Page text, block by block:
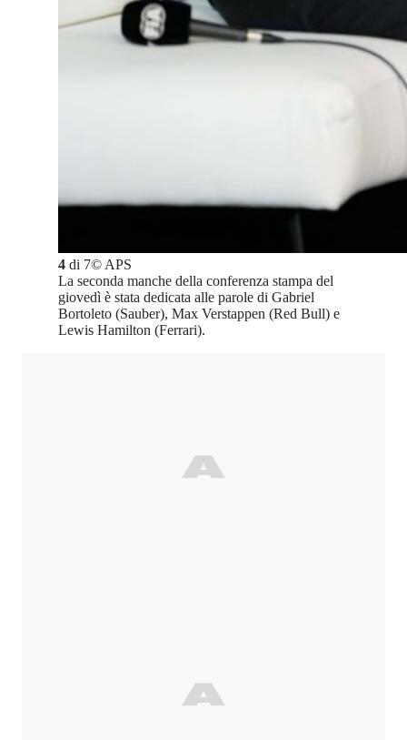
4 di 7© APS
La seconda manche della conferenza stampa del
giovedì è stata dedicata alle parole di Gabriel
Bortoleto (Sauber), Max Verstappen (Red Bull) e
Lewis Hamilton (Ferrari).